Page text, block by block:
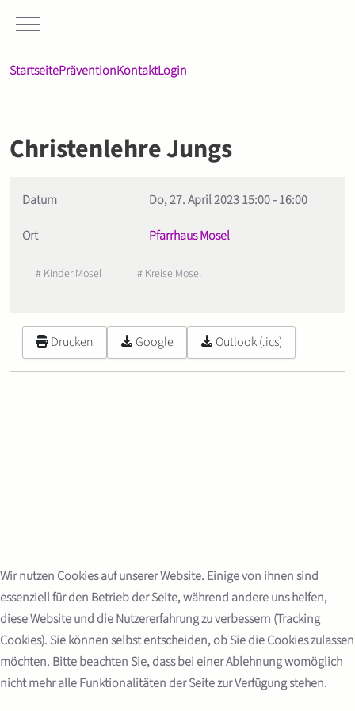
Mobile Menu Toggle
StartseitePräventionKontaktLogin
Christenlehre Jungs
Datum Do, 27. April 202315:00-16:00
Ort Pfarrhaus Mosel
# Kinder Mosel # Kreise Mosel
Drucken Google Outlook (.ics)
Wir nutzen Cookies auf unserer Website. Einige von ihnen sind
essenziell für den Betrieb der Seite, während andere uns helfen,
diese Website und die Nutzererfahrung zu verbessern (Tracking
Cookies). Sie können selbst entscheiden, ob Sie die Cookies zulassen
möchten. Bitte beachten Sie, dass bei einer Ablehnung womöglich
nicht mehr alle Funktionalitäten der Seite zur Verfügung stehen.